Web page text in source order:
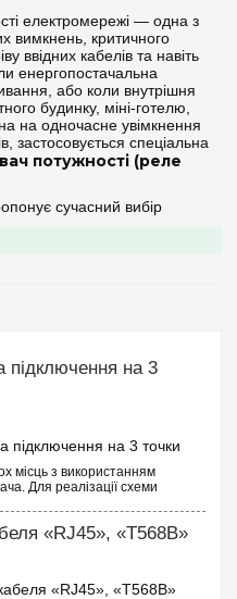
електромережі — одна з
вимкнень, критичного
ввідних кабелів та навіть
енергопостачальна
або коли внутрішня
будинку, міні-готелю,
на одночасне увімкнення
застосовується спеціальна
потужності (реле
сучасний вибір
таких як
з боку енергомереж
заміряє поточну
на підставі чого
перевищує заданий
внутрішній таймер і після
споживачів від
розширений захисний та
напруги:
серії від DigiTop)
підключення на 3
місць з використанням
Для реалізації схеми
«RJ45», «T568B»